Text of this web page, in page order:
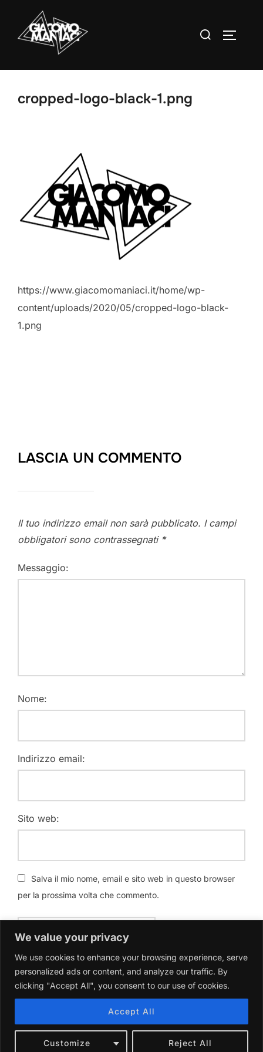
We value your privacy
We use cookies to enhance your browsing experience, serve
personalized ads or content, and analyze our traffic. By
clicking "Accept All", you consent to our use of cookies.
Customize Reject All
Accept All
contenuto
Cerca
cropped-logo-black-1.png
https://www.giacomomaniaci.it/home/wp-
content/uploads/2020/05/cropped-logo-black-
1.png
LASCIA UN COMMENTO
Il tuo indirizzo email non sarà pubblicato. I campi
obbligatori sono contrassegnati *
Messaggio:
Nome:
Indirizzo email:
Sito web:
Salva il mio nome, email e sito web in questo browser
per la prossima volta che commento.
Copyright © 2026 Giacomo Maniaci